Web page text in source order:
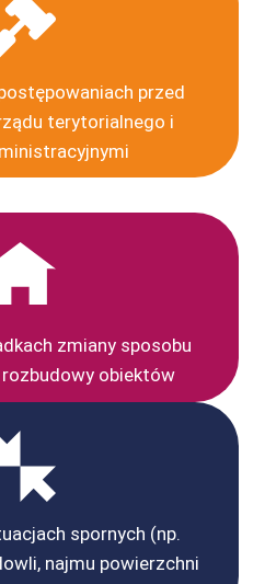
przed
terytorialnego i
zmiany sposobu
obiektów
spornych (np.
najmu powierzchni